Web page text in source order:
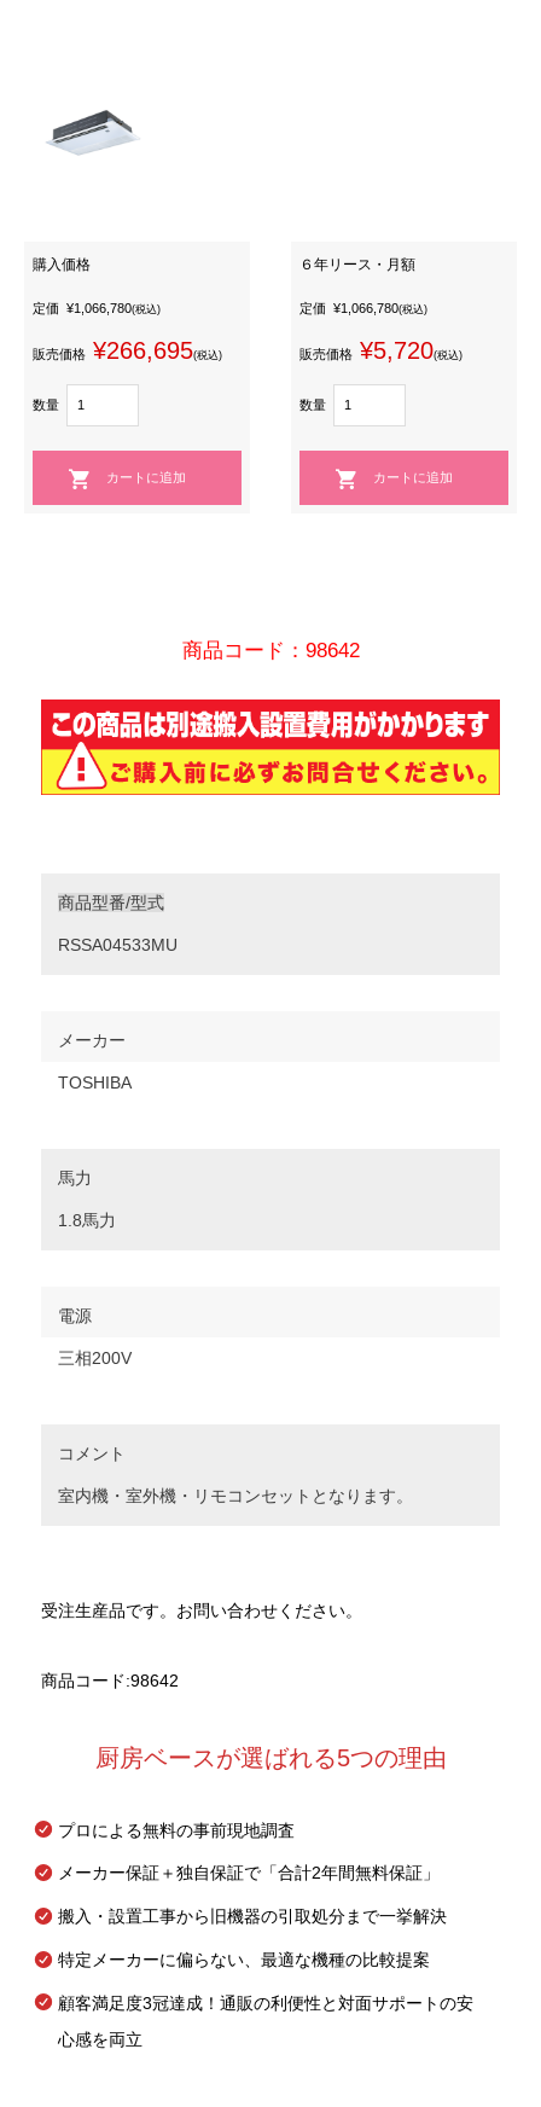
購入価格
定価 ¥1,066,780(税込)
販売価格 ¥266,695(税込)
数量
６年リース・月額
定価 ¥1,066,780(税込)
販売価格 ¥5,720(税込)
数量
商品コード：98642
商品型番/型式
RSSA04533MU
メーカー
TOSHIBA
馬力
1.8馬力
電源
三相200V
コメント
室内機・室外機・リモコンセットとなります。
受注生産品です。お問い合わせください。
商品コード:98642
厨房ベースが選ばれる5つの理由
プロによる無料の事前現地調査
メーカー保証＋独自保証で「合計2年間無料保証」
搬入・設置工事から旧機器の引取処分まで一挙解決
特定メーカーに偏らない、最適な機種の比較提案
顧客満足度3冠達成！通販の利便性と対面サポートの安
心感を両立